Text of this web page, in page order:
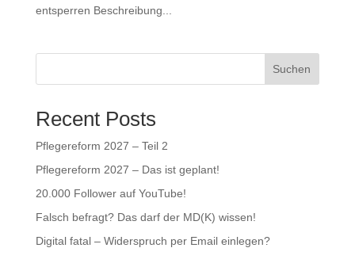
entsperren Beschreibung...
Suchen
Recent Posts
Pflegereform 2027 – Teil 2
Pflegereform 2027 – Das ist geplant!
20.000 Follower auf YouTube!
Falsch befragt? Das darf der MD(K) wissen!
Digital fatal – Widerspruch per Email einlegen?